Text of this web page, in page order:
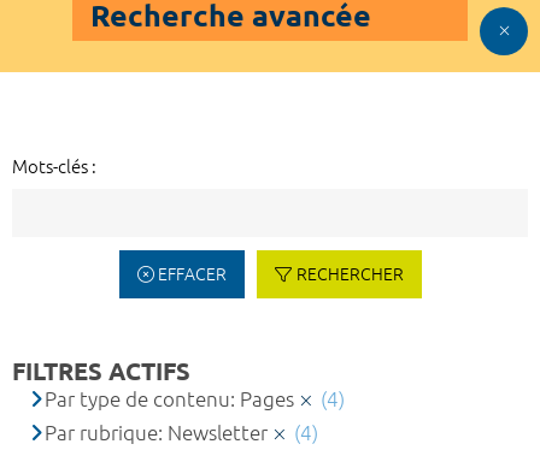
Recherche avancée
Mots-clés :
EFFACER RECHERCHER
FILTRES ACTIFS
Par type de contenu: Pages
(4)
Par rubrique: Newsletter
(4)